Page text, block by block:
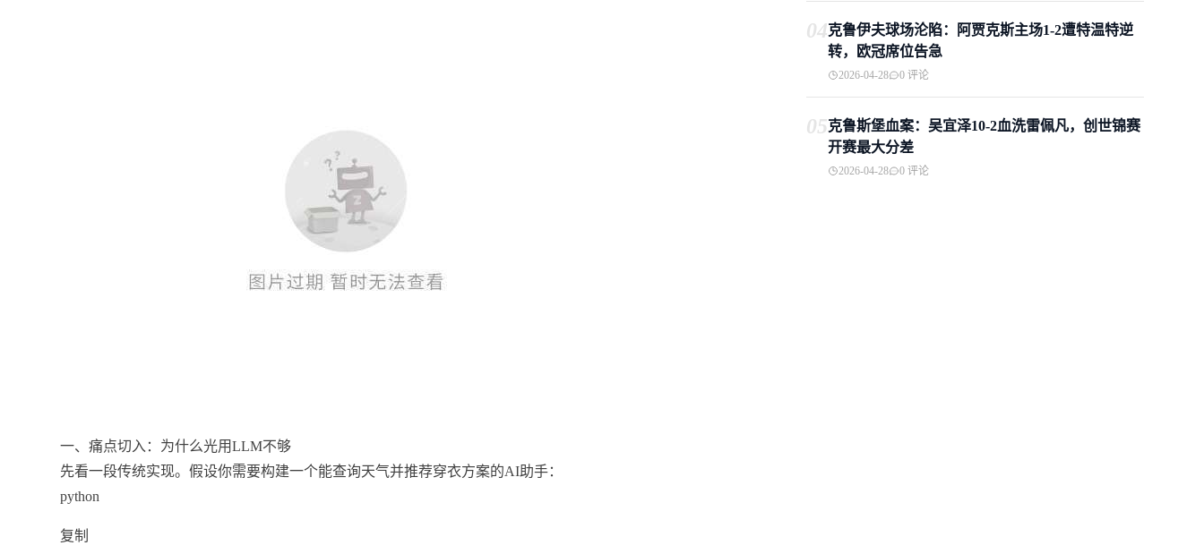
一、痛点切入：为什么光用LLM不够
先看一段传统实现。假设你需要构建一个能查询天气并推荐穿衣方案的AI助手：
python
复制
04克鲁伊夫球场沦陷：阿贾克斯主场1-2遭特温特逆
转，欧冠席位告急
2026-04-28 0 评论
05克鲁斯堡血案：吴宜泽10-2血洗雷佩凡，创世锦赛
开赛最大分差
2026-04-28 0 评论